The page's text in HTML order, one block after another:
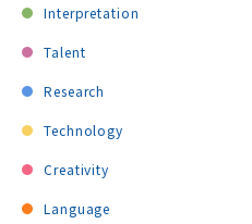
Interpretation
Talent
Research
Technology
Creativity
Language